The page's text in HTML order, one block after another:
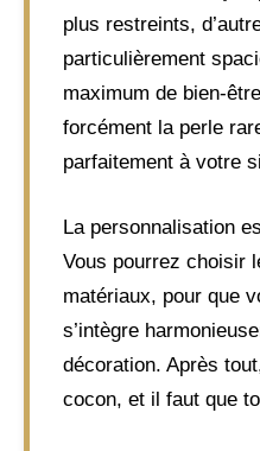
plus restreints,
particulièrement
maximum de bien-
forcément la perle
parfaitement à votre
La personnalisation
Vous pourrez choisir
matériaux, pour que
s’intègre
décoration. Après
cocon, et il faut que